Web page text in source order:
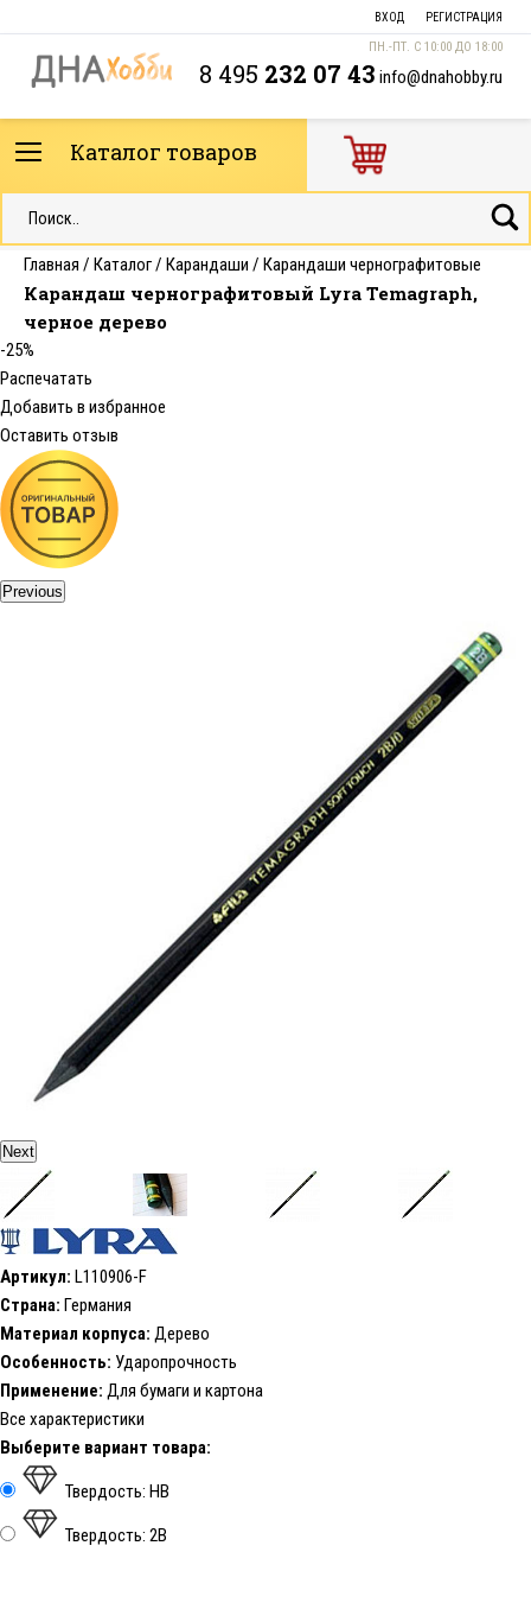
ВХОД РЕГИСТРАЦИЯ
ПН.-ПТ. С 10:00 ДО 18:00
8 495 232 07 43 info@dnahobby.ru
Каталог товаров
Главная / Каталог/ Карандаши / Карандаши чернографитовые
Карандаш чернографитовый Lyra Temagraph,
черное дерево
-25%
Распечатать
Добавить в избранное
Оставить отзыв
Previous
Next
Артикул: L110906-F
Страна: Германия
Материал корпуса: Дерево
Особенность: Ударопрочность
Применение: Для бумаги и картона
Все характеристики
Выберите вариант товара:
Твердость: HB
Твердость: 2В